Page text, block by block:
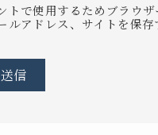
トで使用するためブラウ
ルアドレス、サイトを保存